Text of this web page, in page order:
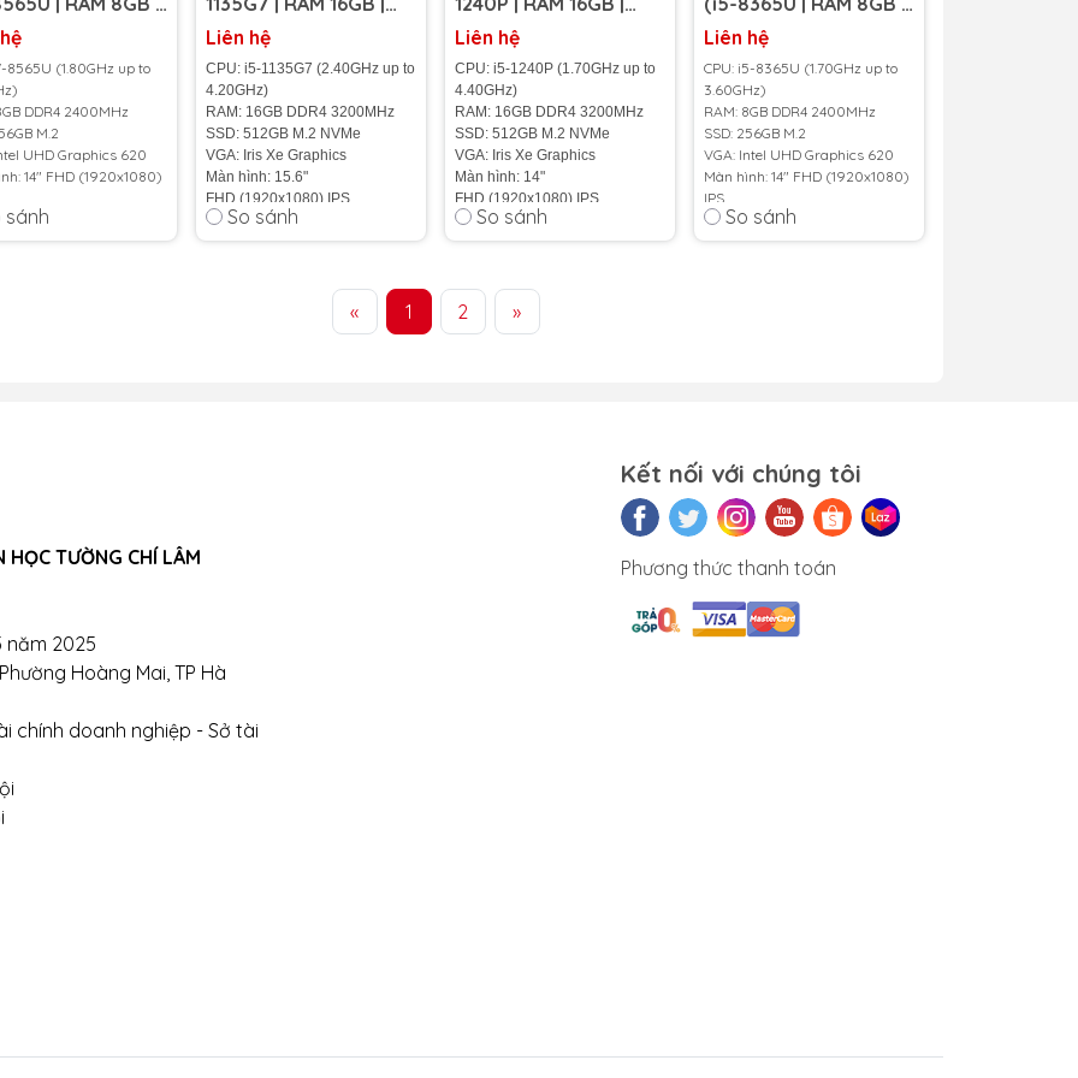
| 14 inch
8565U (1.80GHz up to
DDR4 2400MHz
M.2
UHD Graphics 620
14" FHD (1920x1080)
1.5kg
Bạc
sánh
SSD 512GB | 15.6 inch
FHD IPS)
Liên hệ
CPU: i5-1135G7 (2.40GHz up to
4.20GHz)
RAM: 16GB DDR4 3200MHz
SSD: 512GB M.2 NVMe
VGA: Iris Xe Graphics
Màn hình: 15.6"
FHD (1920x1080) IPS
Cân nặng: 1.7Kg
Màu sắc: Bạc
So sánh
SSD 512GB | 14 inch
FHD IPS)
Liên hệ
CPU: i5-1240P (1.70GHz up to
4.40GHz)
RAM: 16GB DDR4 3200MHz
SSD: 512GB M.2 NVMe
VGA: Iris Xe Graphics
Màn hình: 14"
FHD (1920x1080) IPS
Cân nặng: 1,46Kg
Màu sắc: Bạc
Tình trạng: 100
So sánh
SSD 256GB | 14 inch
FHD IPS)
Liên hệ
CPU: i5-8365U (1.70GHz up to
3.60GHz)
RAM: 8GB DDR4 2400MHz
SSD: 256GB M.2
VGA: Intel UHD Graphics 620
Màn hình: 14" FHD (1920x1080)
IPS
Cân nặng: 1.5kg
Màu sắc: Bạc
So sánh
« 1 2 »
TƯỜNG CHÍ LÂM
năm 2025
Hoàng Mai, TP Hà
chính doanh nghiệp - Sở tài
Kết nối với chúng tôi
Phương thức thanh toán